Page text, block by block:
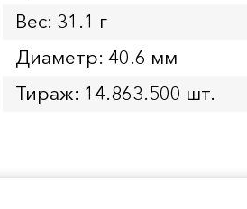
Вес: 31.1 г
Диаметр: 40.6 мм
Тираж: 14.863.500 шт.